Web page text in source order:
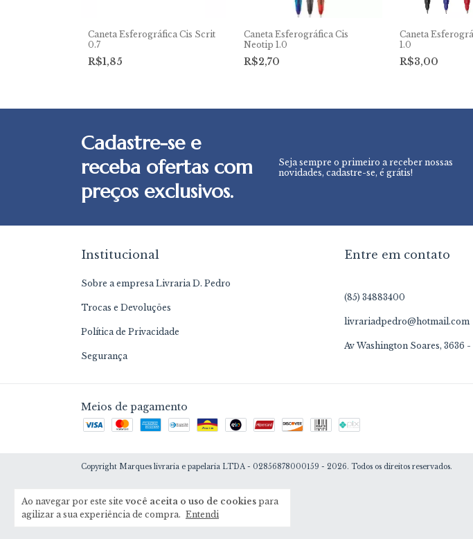
Ao navegar por este site você aceita o uso de cookies para
agilizar a sua experiência de compra. Entendi
Caneta Esferográfica Cis Scrit
0.7
R$1,85
Caneta Esferográfica Cis
Neotip 1.0
R$2,70
Caneta
1.0
R$3,00
Cadastre-se e
receba ofertas com
preços exclusivos.
Seja sempre o primeiro a receber nossas
novidades, cadastre-se, é grátis!
Institucional
Sobre a empresa Livraria D. Pedro
Trocas e Devoluções
Política de Privacidade
Segurança
Entre em contato
(85) 34883400
livrariadpedro@hotmail.com
Av Washington Soares, 3636
Meios de pagamento
Copyright Marques livraria e papelaria LTDA - 02856878000159 - 2026. Todos os direitos reservados.